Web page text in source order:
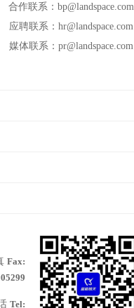
合作联系：bp@landspace.com
应聘联系：hr@landspace.com
媒体联系：pr@landspace.com
Fax:
Tel: